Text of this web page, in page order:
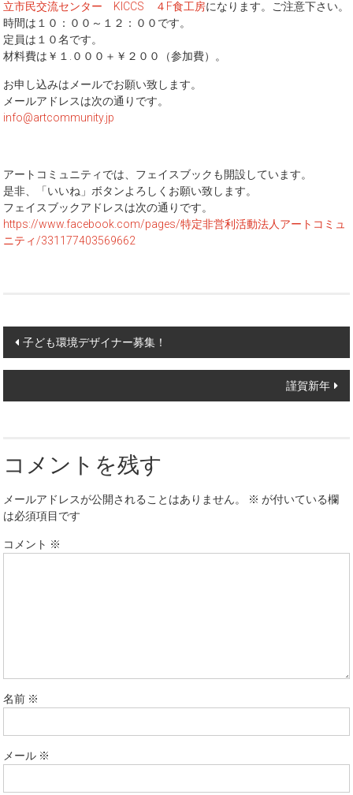
立市民交流センター KICCS ４F食工房になります。ご注意下さい。
時間は１０：００～１２：００です。
定員は１０名です。
材料費は￥１.０００＋￥２００（参加費）。
お申し込みはメールでお願い致します。
メールアドレスは次の通りです。
info@artcommunity.jp
アートコミュニティでは、フェイスブックも開設しています。
是非、「いいね」ボタンよろしくお願い致します。
フェイスブックアドレスは次の通りです。
https://www.facebook.com/pages/特定非営利活動法人アートコミュ
ニティ/331177403569662
Post
navigation
子ども環境デザイナー募集！
謹賀新年
コメントを残す
メールアドレスが公開されることはありません。 ※ が付いている欄
は必須項目です
コメント ※
名前 ※
メール ※